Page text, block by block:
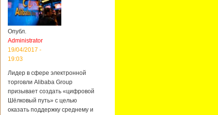
Опубл.
Administrator
19/04/2017 -
19:03
Лидер в сфере электронной
торговли Alibaba Group
призывает создать «цифровой
Шёлковый путь» с целью
оказать поддержку среднему и